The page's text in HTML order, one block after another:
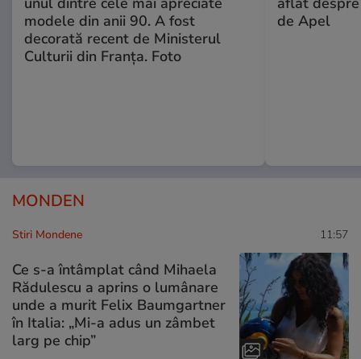
modele din anii 90. A fost
decorată recent de Ministerul
Culturii din Franța. Foto
de Apel
MONDEN
Stiri Mondene 11:57
Ce s-a întâmplat când Mihaela
Rădulescu a aprins o lumânare
unde a murit Felix Baumgartner
în Italia: „Mi-a adus un zâmbet
larg pe chip”